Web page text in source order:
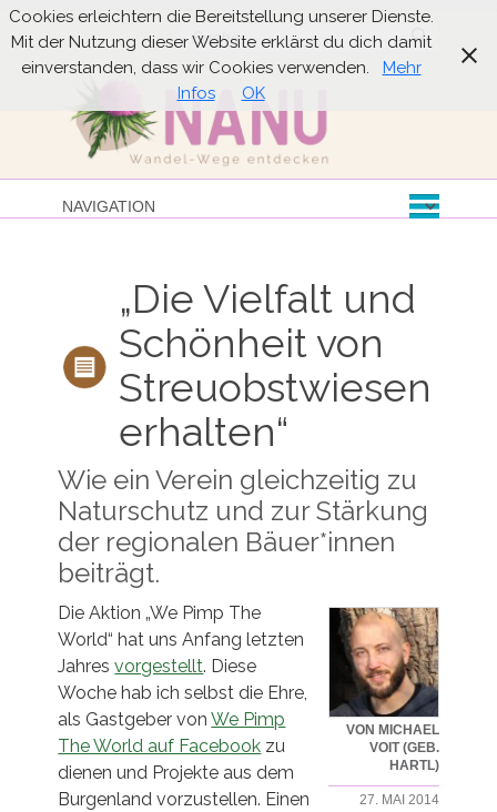
Suche
„Die Vielfalt und
Schönheit von
Streuobstwiesen
erhalten“
Wie ein Verein gleichzeitig zu
Naturschutz und zur Stärkung
der regionalen Bäuer*innen
beiträgt.
VON MICHAEL
VOIT (GEB.
HARTL)
27. MAI 2014
Die Aktion „We Pimp The
World“ hat uns Anfang letzten
Jahresvorgestellt. Diese
Woche hab ich selbst die Ehre,
als Gastgeber vonWe Pimp
The World auf Facebook zu
dienen und Projekte aus dem
Burgenland vorzustellen. Einen
Cookies erleichtern die Bereitstellung unserer Dienste.
Mit der Nutzung dieser Website erklärst du dich damit
einverstanden, dass wir Cookies verwenden.
Mehr
Infos
OK